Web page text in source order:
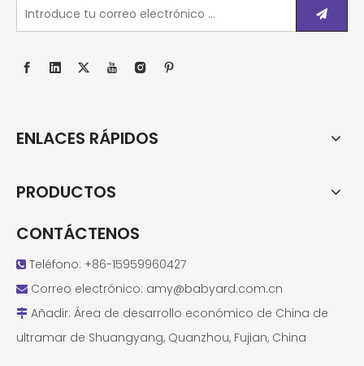
ENLACES RÁPIDOS
PRODUCTOS
CONTÁCTENOS
 Teléfono: +86-15959960427
 Correo electrónico: amy@babyard.com.cn
 Añadir: Área de desarrollo económico de China de
ultramar de Shuangyang, Quanzhou, Fujian, China